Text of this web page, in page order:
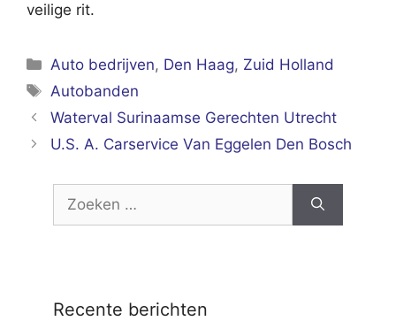
veilige rit.
Categorieën
Auto bedrijven, Den Haag, Zuid Holland
Tags
Autobanden
Waterval Surinaamse Gerechten Utrecht
U.S. A. Carservice Van Eggelen Den Bosch
Zoek
Recente berichten